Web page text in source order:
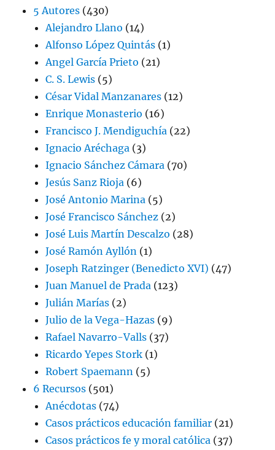
5 Autores (430)
Alejandro Llano (14)
Alfonso López Quintás (1)
Angel García Prieto (21)
C. S. Lewis (5)
César Vidal Manzanares (12)
Enrique Monasterio (16)
Francisco J. Mendiguchía (22)
Ignacio Aréchaga (3)
Ignacio Sánchez Cámara (70)
Jesús Sanz Rioja (6)
José Antonio Marina (5)
José Francisco Sánchez (2)
José Luis Martín Descalzo (28)
José Ramón Ayllón (1)
Joseph Ratzinger (Benedicto XVI) (47)
Juan Manuel de Prada (123)
Julián Marías (2)
Julio de la Vega-Hazas (9)
Rafael Navarro-Valls (37)
Ricardo Yepes Stork (1)
Robert Spaemann (5)
6 Recursos (501)
Anécdotas (74)
Casos prácticos educación familiar (21)
Casos prácticos fe y moral católica (37)